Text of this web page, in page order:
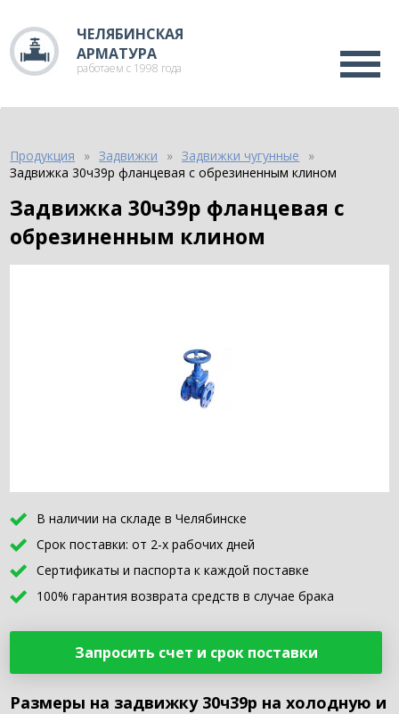
ЧЕЛЯБИНСКАЯ
АРМАТУРА
работаем с 1998 года
Продукция Задвижки
Задвижки чугунные
Задвижка 30ч39р фланцевая с обрезиненным клином
Задвижка 30ч39р фланцевая с
обрезиненным клином
В наличии на складе в Челябинске
Срок поставки: от 2-х рабочих дней
Сертификаты и паспорта к каждой поставке
100% гарантия возврата средств в случае брака
Запросить счет и срок поставки
Размеры на задвижку 30ч39р на холодную и